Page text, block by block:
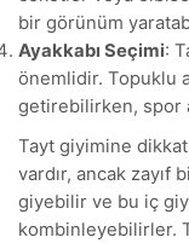
bir görünüm
Ayakkabı Seçimi:
önemlidir. Topuklu
getirebilirken, spor
Tayt giyimine
vardır, ancak zayıf
giyebilir ve bu iç
kombinleyebilirler.